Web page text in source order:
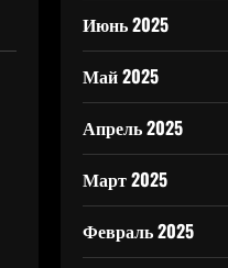
Июнь 2025
Май 2025
Апрель 2025
Март 2025
Февраль 2025